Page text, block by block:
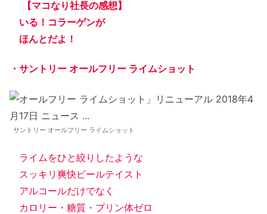
【マコなり社長の感想】
いる！コラーゲンが
ほんとだよ！
・サントリー オールフリー ライムショット
サントリー オールフリー ライムショット
ライムをひと絞りしたような
スッキリ爽快ビールテイスト
アルコールだけでなく
カロリー・糖質・プリン体ゼロ